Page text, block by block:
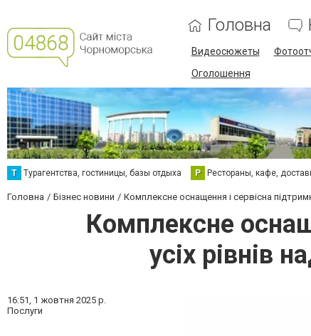
Головна
Видеосюжеты
Оголошення
Т Турагентства, гостиницы, базы отдыха Р Рестораны, кафе,
Головна Бізнес новини Комплексне оснащення і сервісна
Комплексне
усіх рівнів
16:51, 1 жовтня 2025 р.
Послуги